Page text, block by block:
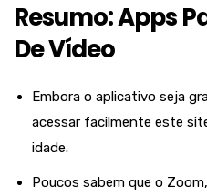
Resumo: Apps
De Vídeo
Embora o aplicativo seja
acessar facilmente este
idade.
Poucos sabem que o